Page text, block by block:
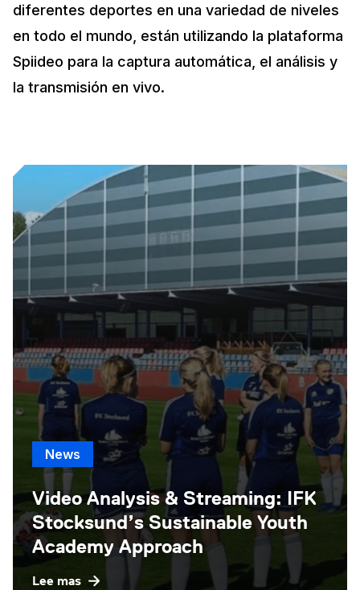
diferentes deportes en una variedad de niveles
en todo el mundo, están utilizando la plataforma
Spiideo para la captura automática, el análisis y
la transmisión en vivo.
News
Video Analysis & Streaming: IFK
Stocksund’s Sustainable Youth
Academy Approach
Lee mas